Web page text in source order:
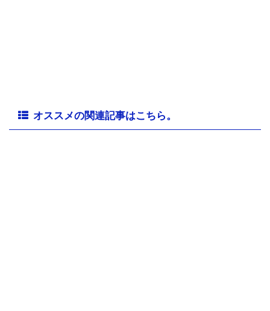
オススメの関連記事はこちら。